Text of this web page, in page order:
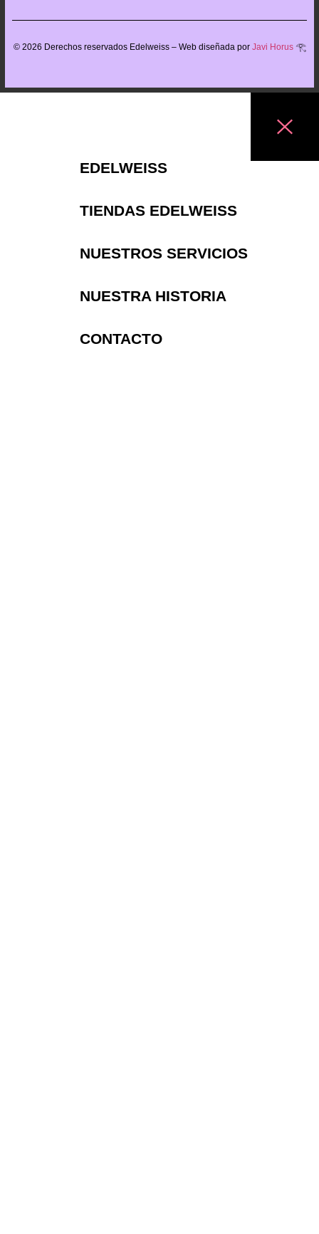
© 2026 Derechos reservados Edelweiss – Web diseñada por Javi Horus𓂀
EDELWEISS
TIENDAS EDELWEISS
NUESTROS SERVICIOS
NUESTRA HISTORIA
CONTACTO